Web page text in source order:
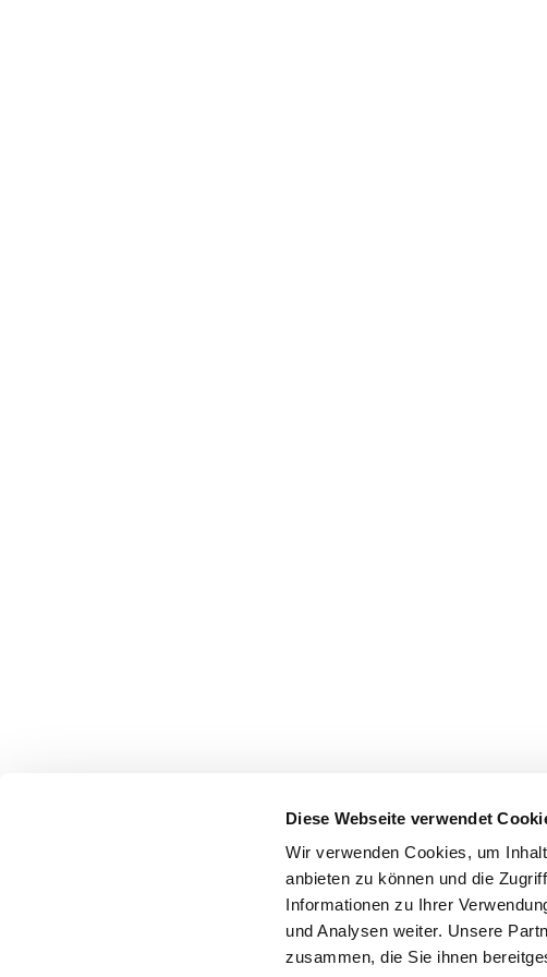
Diese Webseite verwendet
Wir verwenden Cookies, um
anbieten zu können und die
Informationen zu Ihrer
und Analysen weiter. Unsere
zusammen, die Sie ihnen